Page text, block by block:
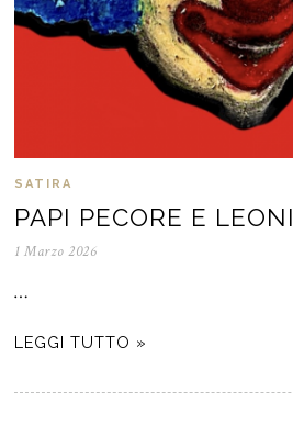
SATIRA
PAPI PECORE E LEONI
1 Marzo 2026
…
LEGGI TUTTO »